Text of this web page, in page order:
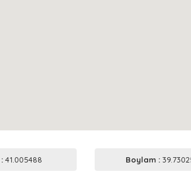
:41.005488 Boylam :